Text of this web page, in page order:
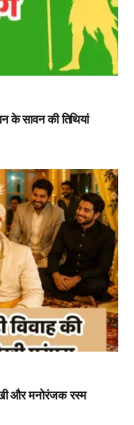
के सावन की तिथियां
और मनोरंजक रस्म